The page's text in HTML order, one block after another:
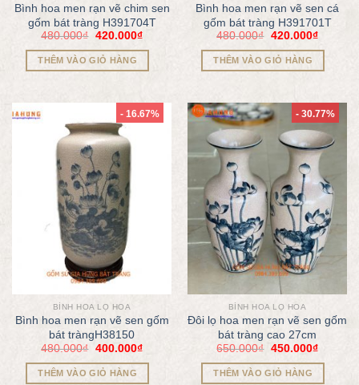
Bình hoa men rạn vẽ chim sen
gốm bát tràng H391704T
480.000₫ 420.000₫
THÊM VÀO GIỎ HÀNG
Bình hoa men rạn vẽ sen cá
gốm bát tràng H391701T
480.000₫ 420.000₫
THÊM VÀO GIỎ HÀNG
- 16.67%
BÌNH HOA LỌ HOA
Bình hoa men rạn vẽ sen gốm
bát tràngH38150
480.000₫ 400.000₫
THÊM VÀO GIỎ HÀNG
- 30.77%
BÌNH HOA LỌ HOA
Đôi lọ hoa men rạn vẽ sen gốm
bát tràng cao 27cm
650.000₫ 450.000₫
THÊM VÀO GIỎ HÀNG